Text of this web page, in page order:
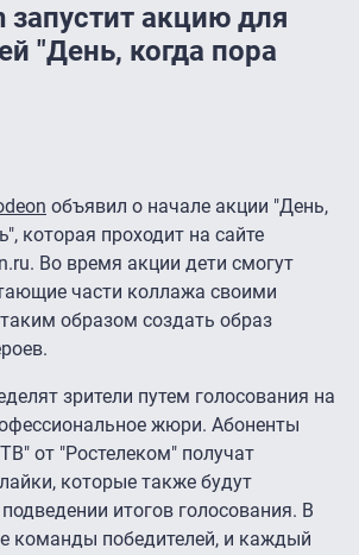
запустит акцию для
"День, когда пора
объявил о начале акции "День,
которая проходит на сайте
Во время акции дети смогут
части коллажа своими
образом создать образ
зрители путем голосования на
жюри. Абоненты
от "Ростелеком" получат
которые также будут
итогов голосования. В
команды победителей, и каждый